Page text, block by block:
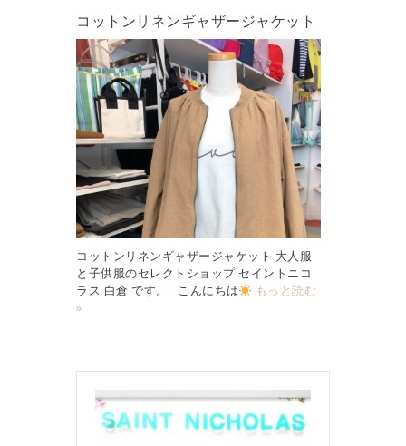
コットンリネンギャザージャケット
コットンリネンギャザージャケット 大人服
と子供服のセレクトショップ セイントニコ
ラス 白倉 です。 こんにちは
もっと読む
»